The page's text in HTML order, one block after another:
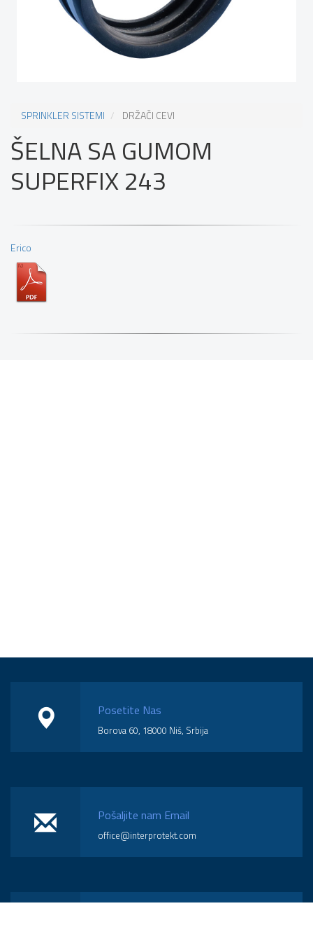
SPRINKLER SISTEMI DRŽAČI CEVI
ŠELNA SA GUMOM
SUPERFIX 243
Erico
Posetite Nas
Borova 60, 18000 Niš, Srbija
Pošaljite nam Email
office@interprotekt.com